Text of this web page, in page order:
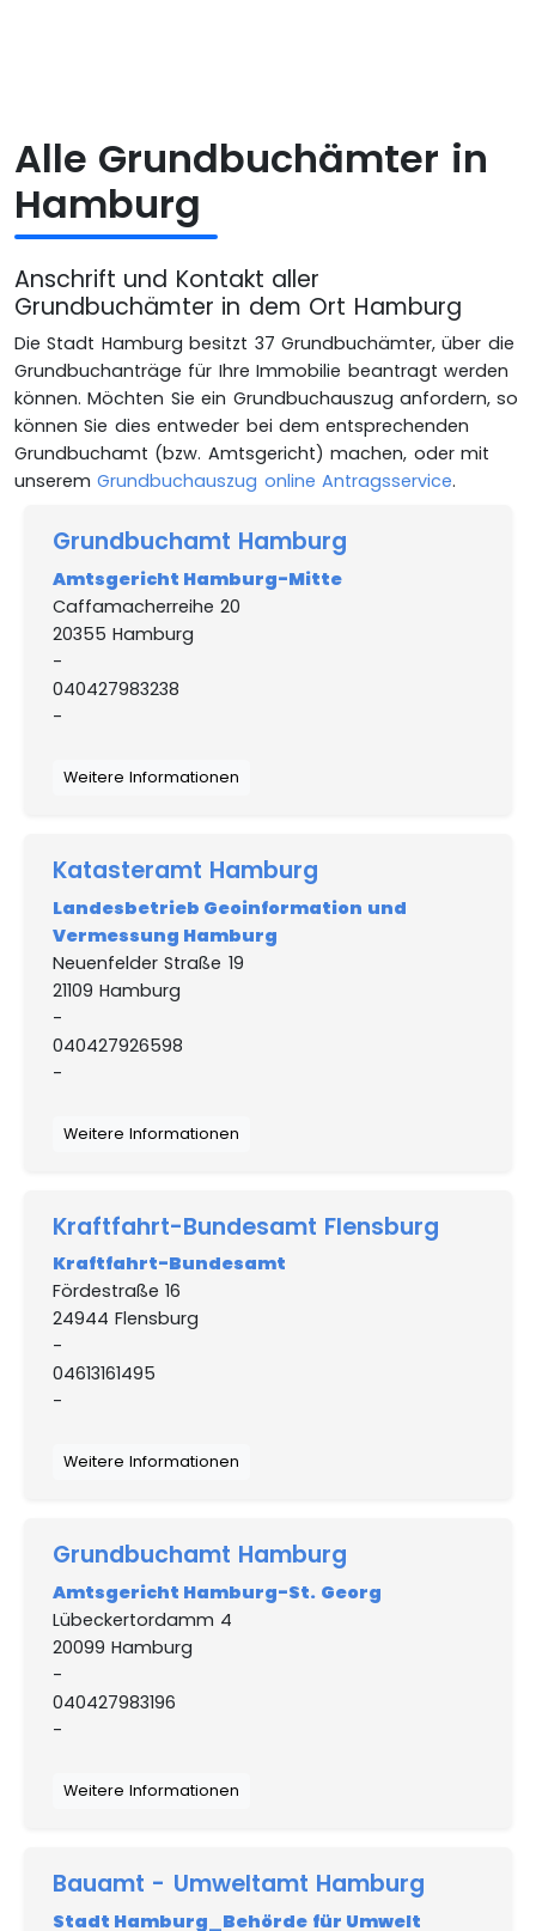
Alle Grundbuchämter in
Hamburg
Anschrift und Kontakt aller
Grundbuchämter in dem Ort Hamburg
Die Stadt Hamburg besitzt 37 Grundbuchämter, über die
Grundbuchanträge für Ihre Immobilie beantragt werden
können. Möchten Sie ein Grundbuchauszug anfordern, so
können Sie dies entweder bei dem entsprechenden
Grundbuchamt (bzw. Amtsgericht) machen, oder mit
unseremGrundbuchauszug online Antragsservice.
Grundbuchamt Hamburg
Amtsgericht Hamburg-Mitte
Caffamacherreihe 20
20355 Hamburg
-
040427983238
-
Weitere Informationen
Katasteramt Hamburg
Landesbetrieb Geoinformation und
Vermessung Hamburg
Neuenfelder Straße 19
21109 Hamburg
-
040427926598
-
Weitere Informationen
Kraftfahrt-Bundesamt Flensburg
Kraftfahrt-Bundesamt
Fördestraße 16
24944 Flensburg
-
04613161495
-
Weitere Informationen
Grundbuchamt Hamburg
Amtsgericht Hamburg-St. Georg
Lübeckertordamm 4
20099 Hamburg
-
040427983196
-
Weitere Informationen
Bauamt - Umweltamt Hamburg
Stadt Hamburg_Behörde für Umwelt